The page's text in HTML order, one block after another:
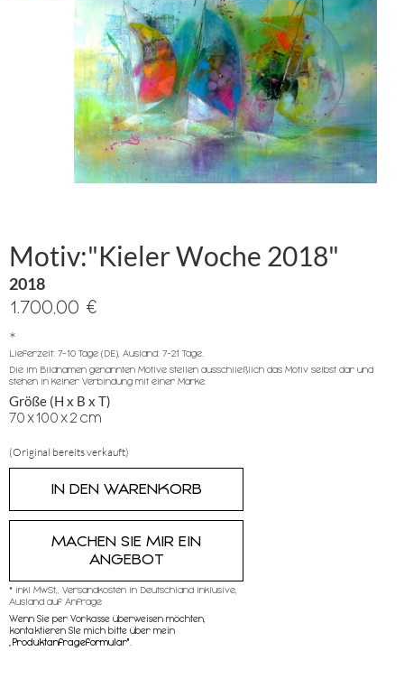
Motiv:"Kieler Woche 2018"
2018
1.700,00 €
*
Lieferzeit: 7-10 Tage (DE), Ausland: 7-21 Tage.
Die im Bildnamen genannten Motive stellen ausschließlich das Motiv selbst dar und
stehen in keiner Verbindung mit einer Marke.
Größe (H x B x T)
70x100x2 cm
(Original bereits verkauft)
MACHEN SIE MIR EIN
ANGEBOT
* inkl MwSt,, Versandkosten in Deutschland inklusive,
Ausland auf Anfrage
Wenn Sie per Vorkasse überweisen möchten,
kontaktieren SIe mich bitte über mein
Produktanfrageformular"